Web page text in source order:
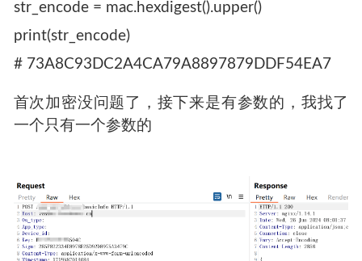
str_encode = mac.hexdigest().upper()
print(str_encode)
# 73A8C93DC2A4CA79A8897879DDF54EA7
首次加密没问题了，接下来是有参数的，我找了
一个只有一个参数的